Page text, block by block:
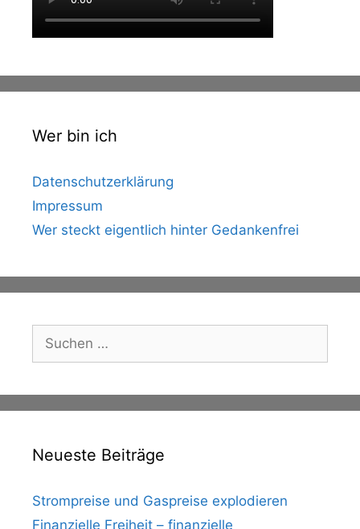
Wer bin ich
Datenschutzerklärung
Impressum
Wer steckt eigentlich hinter Gedankenfrei
nach:
Neueste Beiträge
Strompreise und Gaspreise explodieren
Finanzielle Freiheit – finanzielle